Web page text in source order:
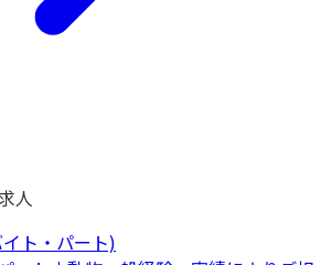
人
ト・パート)